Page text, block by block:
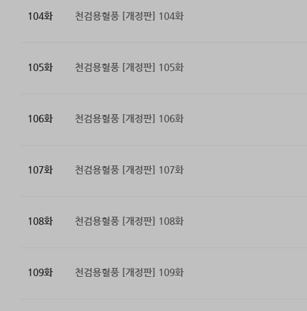
104화 천검용혈풍 [개정판] 104화
105화 천검용혈풍 [개정판] 105화
106화 천검용혈풍 [개정판] 106화
107화 천검용혈풍 [개정판] 107화
108화 천검용혈풍 [개정판] 108화
109화 천검용혈풍 [개정판] 109화